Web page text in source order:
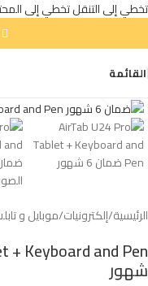
تخطي إلى التنقلتخطي إلى
القائمة
الرئيسية/إلكترونيات/موبايل و
شهور